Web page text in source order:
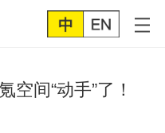
空间“动手”了！